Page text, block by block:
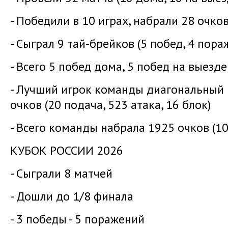
- Победили в 10 играх, набрали 28
- Сыграл 9 тай-брейков (5 побед, 4
- Всего 5 побед дома, 5 побед на выезде
- Лучший игрок команды диагональный
очков (20 подача, 523 атака, 16 блок)
- Всего команды набрала 1925 очков
КУБОК РОССИИ 2026
- Сыграли 8 матчей
- Дошли до 1/8 финала
- 3 победы - 5 поражений